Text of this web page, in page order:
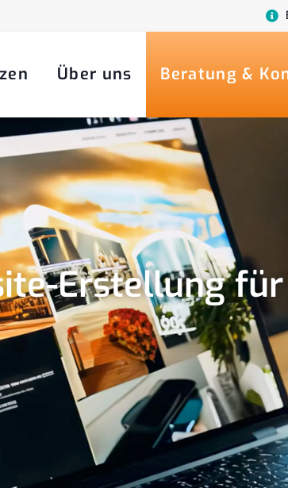
Über uns Beratung &
Erstellung für